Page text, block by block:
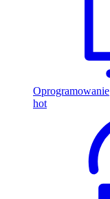
Oprogramowanie
hot